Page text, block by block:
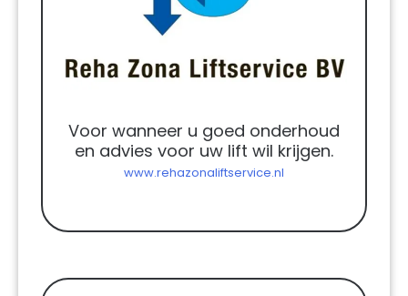
Voor wanneer u goed onderhoud
en advies voor uw lift wil krijgen.
www.rehazonaliftservice.nl